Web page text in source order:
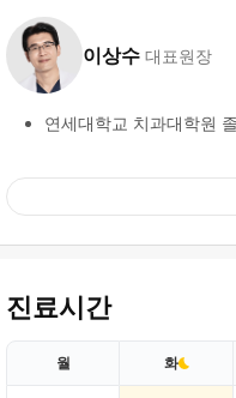
이상수 대표원장
연세대학교 치과대학원
진료시간
월 화